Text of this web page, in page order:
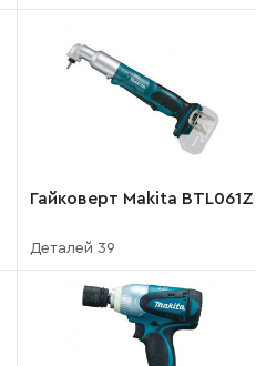
Гайковерт Makita BTL061Z
Деталей 39